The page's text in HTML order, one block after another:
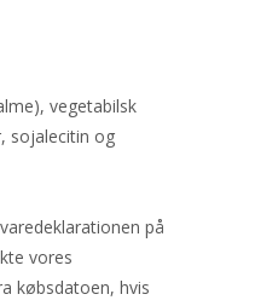
vegetabilsk
sojalecitin og
på
vores
købsdatoen, hvis